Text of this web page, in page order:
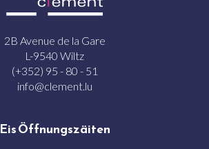
2B Avenue de la Gare
L-9540 Wiltz
(+352) 95 - 80 - 51
info@clement.lu
Eis Öffnungszäiten